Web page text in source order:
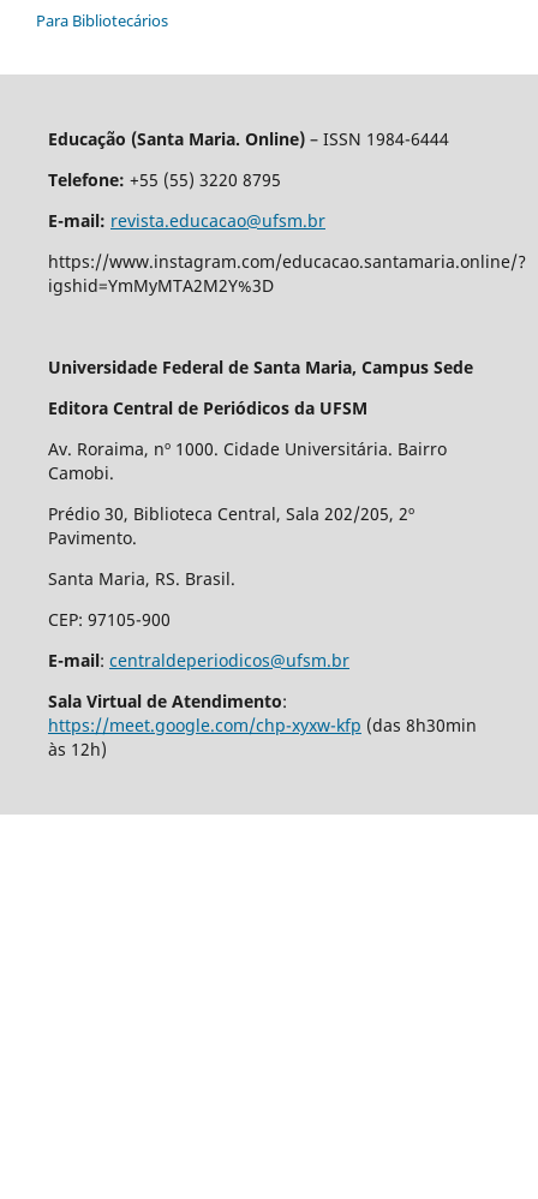
Para Bibliotecários
Educação (Santa Maria. Online) – ISSN 1984-6444
Telefone: +55 (55) 3220 8795
E-mail: revista.educacao@ufsm.br
https://www.instagram.com/educacao.santamaria.online/?
igshid=YmMyMTA2M2Y%3D
Universidade Federal de Santa Maria, Campus Sede
Editora Central de Periódicos da UFSM
Av. Roraima, nº 1000. Cidade Universitária. Bairro
Camobi.
Prédio 30, Biblioteca Central, Sala 202/205, 2º
Pavimento.
Santa Maria, RS. Brasil.
CEP: 97105-900
E-mail: centraldeperiodicos@ufsm.br
Sala Virtual de Atendimento:
https://meet.google.com/chp-xyxw-kfp (das 8h30min
às 12h)